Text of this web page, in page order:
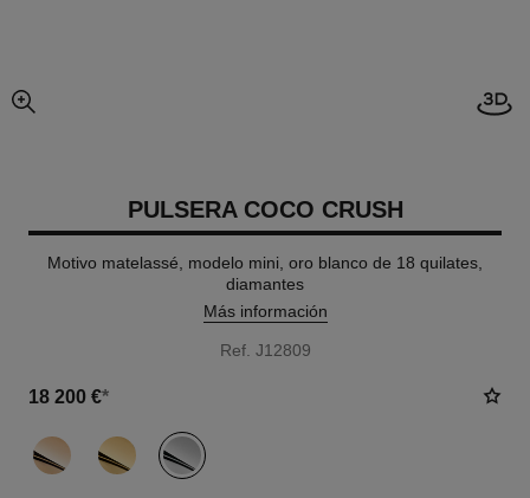
imagen agrandada
PULSERA COCO CRUSH
Motivo matelassé, modelo mini, oro blanco de 18 quilates,
diamantes
Más información
Ref. J12809
18 200 €*
variante (3)